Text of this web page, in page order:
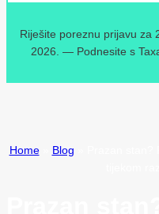
Riješite poreznu prijavu za
2026. — Podnesite s
Home» Blog